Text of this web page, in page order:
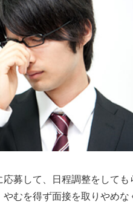
募して、日程調整をしても
むを得ず面接を取りやめな